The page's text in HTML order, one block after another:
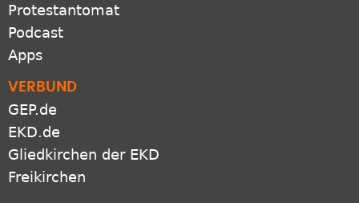
Protestantomat
Podcast
Apps
VERBUND
GEP.de
EKD.de
Gliedkirchen der EKD
Freikirchen